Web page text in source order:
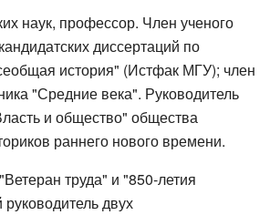
наук, профессор. Член ученого
диссертаций по
история" (Истфак МГУ); член
"Средние века". Руководитель
и общество" общества
раннего нового времени.
труда" и "850-летия
двух